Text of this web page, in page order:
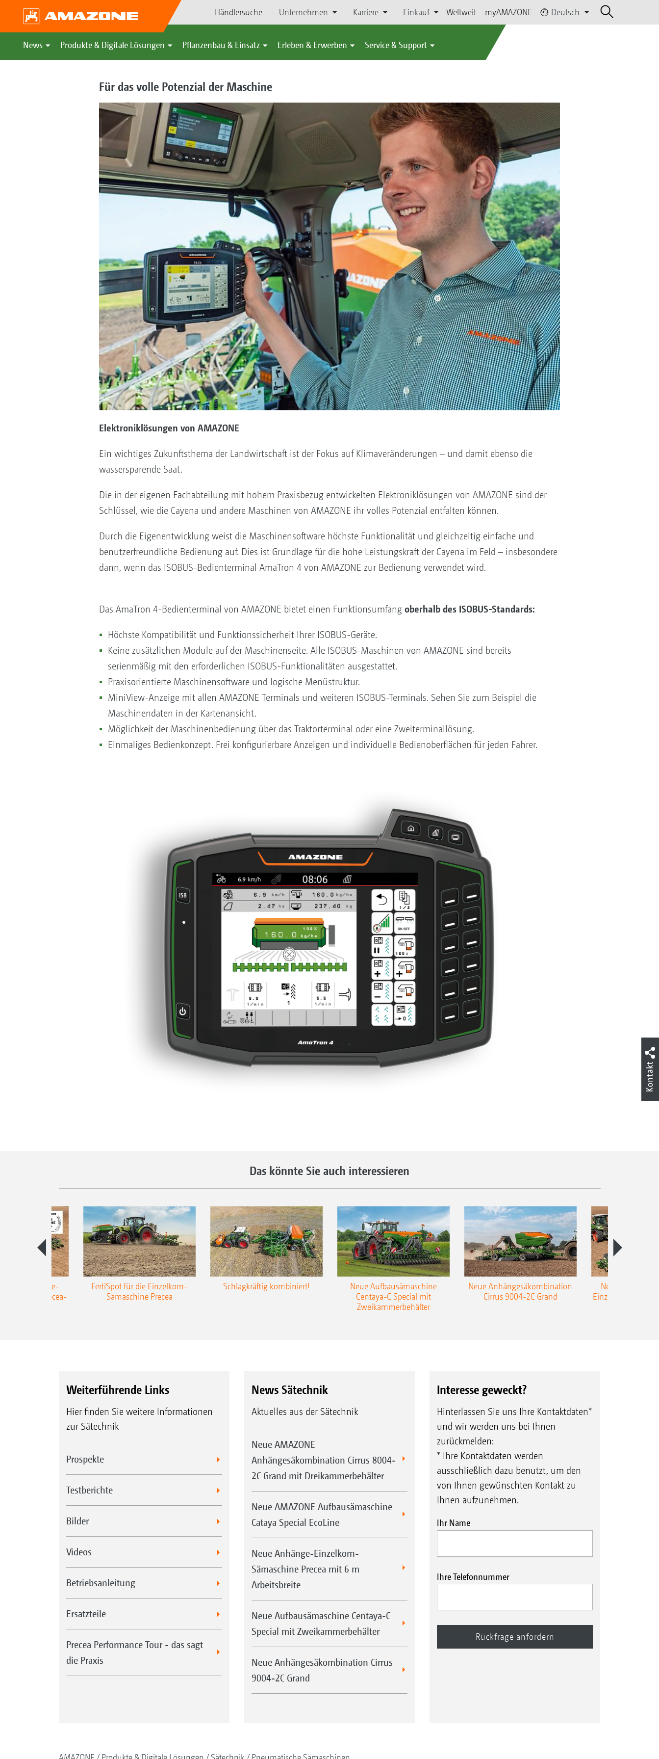
Händlersuche Unternehmen Karriere Einkauf Weltweit myAMAZONE Deutsch
News Produkte & Digitale Lösungen Pflanzenbau & Einsatz Erleben & Erwerben Service & Support
Für das volle Potenzial der Maschine
Elektroniklösungen von AMAZONE
Ein wichtiges Zukunftsthema der Landwirtschaft ist der Fokus auf Klimaveränderungen – und damit ebenso die
wassersparende Saat.
Die in der eigenen Fachabteilung mit hohem Praxisbezug entwickelten Elektroniklösungen von AMAZONE sind der
Schlüssel, wie die Cayena und andere Maschinen von AMAZONE ihr volles Potenzial entfalten können.
Durch die Eigenentwicklung weist die Maschinensoftware höchste Funktionalität und gleichzeitig einfache und
benutzerfreundliche Bedienung auf. Dies ist Grundlage für die hohe Leistungskraft der Cayena im Feld – insbesondere
dann, wenn das ISOBUS-Bedienterminal AmaTron 4 von AMAZONE zur Bedienung verwendet wird.
Das AmaTron 4-Bedienterminal von AMAZONE bietet einen Funktionsumfang oberhalb des ISOBUS-Standards:
Höchste Kompatibilität und Funktionssicherheit Ihrer ISOBUS-Geräte.
Keine zusätzlichen Module auf der Maschinenseite. Alle ISOBUS-Maschinen von AMAZONE sind bereits
serienmäßig mit den erforderlichen ISOBUS-Funktionalitäten ausgestattet.
Praxisorientierte Maschinensoftware und logische Menüstruktur.
MiniView-Anzeige mit allen AMAZONE Terminals und weiteren ISOBUS-Terminals. Sehen Sie zum Beispiel die
Maschinendaten in der Kartenansicht.
Möglichkeit der Maschinenbedienung über das Traktorterminal oder eine Zweiterminallösung.
Einmaliges Bedienkonzept. Frei konfigurierbare Anzeigen und individuelle Bedienoberflächen für jeden Fahrer.
Das könnte Sie auch interessieren
Anhänge-
Precea-
FertiSpot für die Einzelkorn-
Sämaschine Precea
Schlagkräftig kombiniert!
Neue Aufbausämaschine
Centaya-C Special mit
Zweikammerbehälter
Neue Anhängesäkombination
Cirrus 9004-2C Grand
Neue
Einzelkorn-
Weiterführende Links
Hier finden Sie weitere Informationen
zur Sätechnik
Prospekte
Testberichte
Bilder
Videos
Betriebsanleitung
Ersatzteile
Precea Performance Tour - das sagt
die Praxis
News Sätechnik
Aktuelles aus der Sätechnik
Neue AMAZONE
Anhängesäkombination Cirrus 8004-
2C Grand mit Dreikammerbehälter
Neue AMAZONE Aufbausämaschine
Cataya Special EcoLine
Neue Anhänge-Einzelkorn-
Sämaschine Precea mit 6 m
Arbeitsbreite
Neue Aufbausämaschine Centaya-C
Special mit Zweikammerbehälter
Neue Anhängesäkombination Cirrus
9004-2C Grand
Interesse geweckt?
Hinterlassen Sie uns Ihre Kontaktdaten*
und wir werden uns bei Ihnen
zurückmelden:
* Ihre Kontaktdaten werden
ausschließlich dazu benutzt, um den
von Ihnen gewünschten Kontakt zu
Ihnen aufzunehmen.
Ihr Name
Ihre Telefonnummer
Kontakt